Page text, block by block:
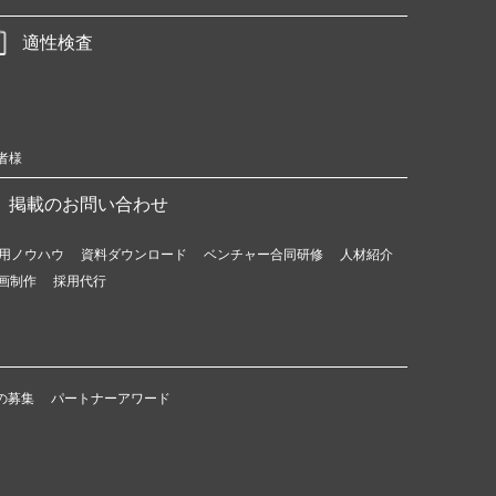
適性検査
様
掲載のお問い合わせ
ノウハウ 資料ダウンロード ベンチャー合同研修
人材紹介
制作
採用代行
募集 パートナーアワード